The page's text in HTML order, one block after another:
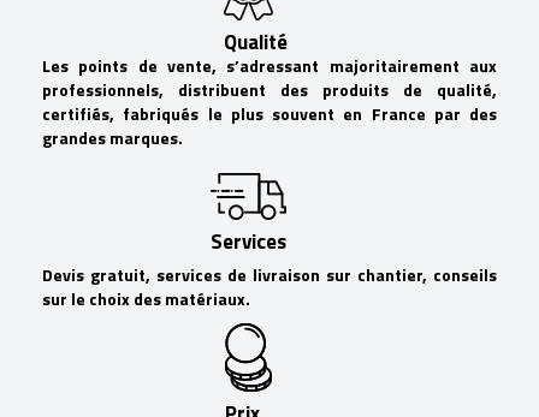
Qualité
Les points de vente, s’adressant majoritairement aux
professionnels, distribuent des produits de qualité,
certifiés, fabriqués le plus souvent en France par des
grandes marques.
Services
Devis gratuit, services de livraison sur chantier, conseils
sur le choix des matériaux.